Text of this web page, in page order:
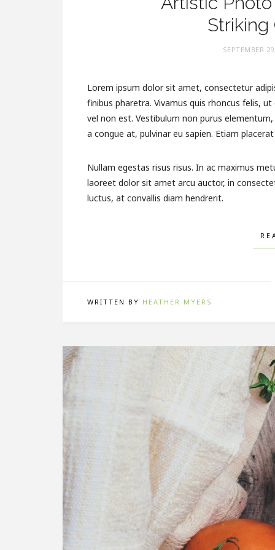
Striking
SEPTEMBER
Lorem ipsum dolor sit amet, consectetur
finibus pharetra. Vivamus quis rhoncus felis,
vel non est. Vestibulum non purus
a congue at, pulvinar eu sapien. Etiam
Nullam egestas risus risus. In ac maximus
laoreet dolor sit amet arcu auctor, in
luctus, at convallis diam hendrerit.
WRITTEN BY HEATHER MYERS